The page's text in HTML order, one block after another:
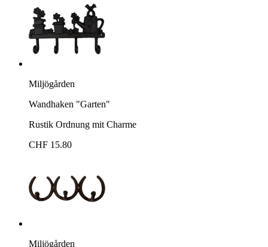
Miljögården
Wandhaken "Garten"
Rustik Ordnung mit Charme
CHF 15.80
Miljögården